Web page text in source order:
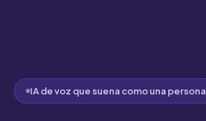
IA de voz que suena como una persona